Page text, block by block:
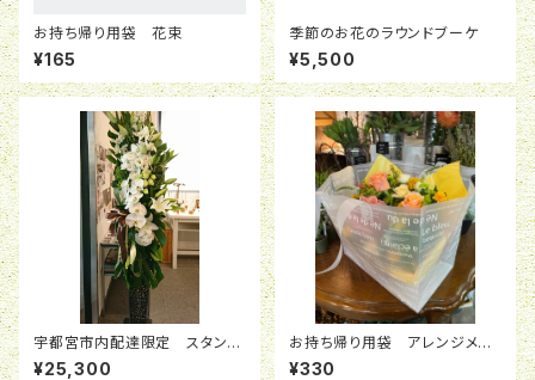
お持ち帰り用袋 花束
¥165
季節のお花のラウンドブーケ
¥5,500
宇都宮市内配達限定 スタンド
花 ストレートタイプ
¥25,300
お持ち帰り用袋 アレンジメン
ト L
¥330